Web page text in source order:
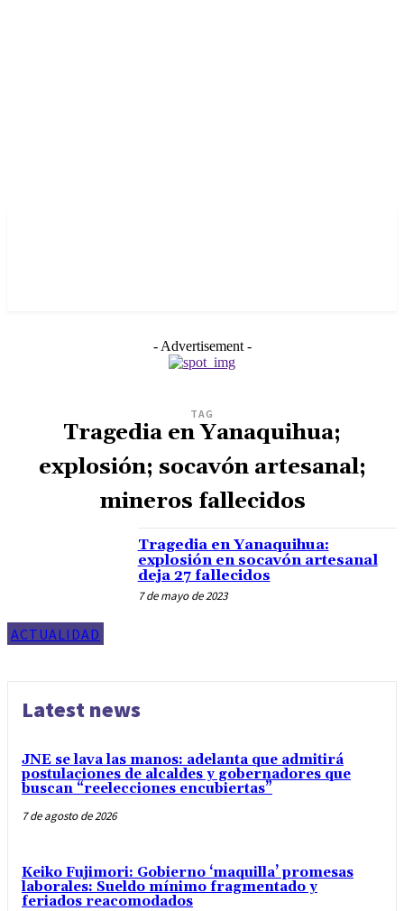
- Advertisement -
TAG
Tragedia en Yanaquihua;
explosión; socavón artesanal;
mineros fallecidos
ACTUALIDAD
Tragedia en Yanaquihua:
explosión en socavón artesanal
deja 27 fallecidos
7 de mayo de 2023
Latest news
JNE se lava las manos: adelanta que admitirá
postulaciones de alcaldes y gobernadores que
buscan “reelecciones encubiertas”
7 de agosto de 2026
Keiko Fujimori: Gobierno ‘maquilla’ promesas
laborales: Sueldo mínimo fragmentado y
feriados reacomodados